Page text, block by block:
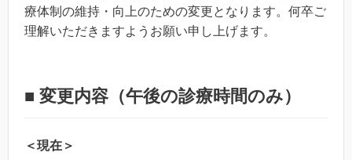
療体制の維持・向上のための変更となります。何卒ご
理解いただきますようお願い申し上げます。
■ 変更内容（午後の診療時間のみ）
＜現在＞